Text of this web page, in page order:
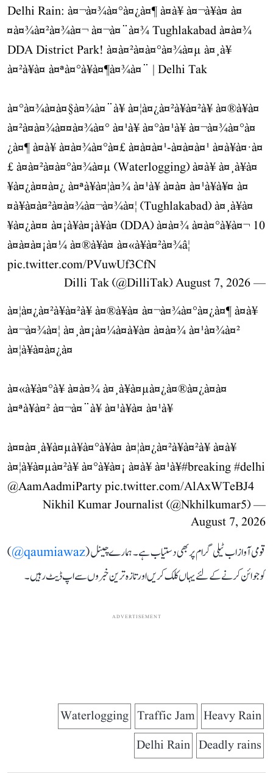
Delhi Rain: à¤¬à¤¾à¤°à¤¿à¤¶ à¤à¥ à¤¬à¥à¤ à¤
¤à¤¾à¤²à¤¾à¤¬ à¤¬à¤¨à¤¾ Tughlakabad à¤à¤¾
DDA District Park! à¤à¤²à¤­à¤°à¤¾à¤µ à¤¸à¥
à¤²à¥à¤ à¤ªà¤°à¥à¤¶à¤¾à¤¨ | Delhi Tak
à¤°à¤¾à¤à¤§à¤¾à¤¨à¥ à¤¦à¤¿à¤²à¥à¤²à¥ à¤®à¥à¤
à¤²à¤à¤¾à¤¤à¤¾à¤° à¤¹à¥ à¤°à¤¹à¥ à¤¬à¤¾à¤°à¤
¿à¤¶ à¤à¥ à¤à¤¾à¤°à¤£ à¤à¤à¤¹-à¤à¤à¤¹ à¤­à¥à¤·à¤
£ à¤à¤²à¤­à¤°à¤¾à¤µ (Waterlogging) à¤à¥ à¤¸à¥à¤
¥à¤¿à¤¤à¤¿ à¤ªà¥à¤¦à¤¾ à¤¹à¥ à¤à¤ à¤¹à¥à¥¤ à¤
¤à¥à¤à¤²à¤à¤¾à¤¬à¤¾à¤¦ (Tughlakabad) à¤¸à¥à¤
¥à¤¿à¤¤ à¤¡à¥à¤¡à¥à¤ (DDA) à¤à¤¾ à¤à¤°à¥à¤¬ 10
à¤à¤à¤¡à¤¼ à¤®à¥à¤ à¤«à¥à¤²à¤¾â¦
pic.twitter.com/PVuwUf3CfN
— Dilli Tak (@DilliTak)
August 7, 2026
à¤¦à¤¿à¤²à¥à¤²à¥ à¤®à¥à¤ à¤¬à¤¾à¤°à¤¿à¤¶ à¤à¥
à¤¬à¤¾à¤¦ à¤¸à¤¡à¤¼à¤à¥à¤ à¤à¤¾ à¤¹à¤¾à¤²
à¤¦à¥à¤à¤¿à¤
à¤«à¥à¤°à¥ à¤à¤¾ à¤¸à¥à¤µà¤¿à¤®à¤¿à¤à¤
à¤ªà¥à¤² à¤¬à¤¨à¥ à¤¹à¥à¤ à¤¹à¥
à¤¤à¤¸à¥à¤µà¥à¤°à¥à¤ à¤¦à¤¿à¤²à¥à¤²à¥ à¤à¥
à¤¦à¥à¤µà¤²à¥ à¤°à¥à¤¡ à¤à¥ à¤¹à¥#breaking#delhi
@AamAadmiPartypic.twitter.com/AlAxWTeBJ4
— Nikhil Kumar Journalist (@Nkhilkumar5)
August 7, 2026
قومی آواز اب ٹیلی گرام پر بھی دستیاب ہے۔ ہمارے چینل (qaumiawaz@
)
کو جوائن کرنے کے لئے یہاں کلک کریں اور تازہ ترین خبروں سے اپ ڈیٹ رہیں۔
ADVERTISEMENT
Heavy Rain
Traffic Jam
Waterlogging
Deadly rains
Delhi Rain